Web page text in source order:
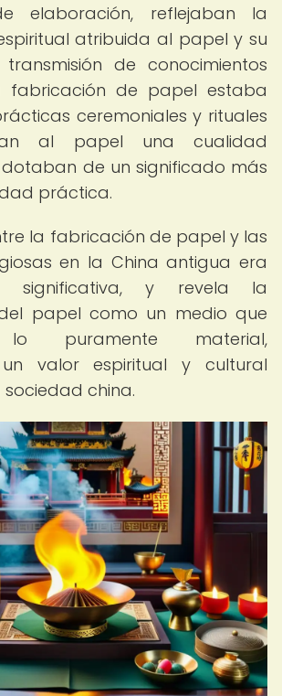
elaboración, reflejaban la
atribuida al papel y su
de conocimientos
fabricación de papel estaba
ceremoniales y rituales
al papel una cualidad
de un significado más
práctica.
la fabricación de papel y las
en la China antigua era
significativa, y revela la
papel como un medio que
lo puramente material,
valor espiritual y cultural
sociedad china.